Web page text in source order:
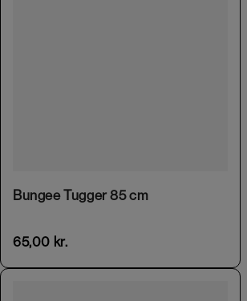
Bungee Tugger 85 cm
65,00 kr.